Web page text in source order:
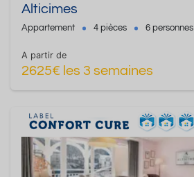
Alticimes
Appartement 4 pièces 6 personnes
A partir de
2625€ les 3 semaines